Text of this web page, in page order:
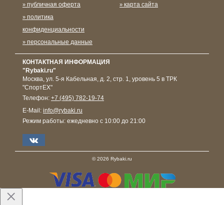
публичная оферта
политика
конфиденциальности
персональные данные
карта сайта
КОНТАКТНАЯ ИНФОРМАЦИЯ
"Rybaki.ru"
Москва, ул. 5-я Кабельная, д. 2, стр. 1, уровень 5 в ТРК
"СпортЕХ"
Телефон: +7 (495) 782-19-74
E-Mail: info@rybaki.ru
Режим работы: ежедневно с 10:00 до 21:00
© 2026 Rybaki.ru